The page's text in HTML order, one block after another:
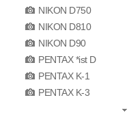
NIKON D750
NIKON D810
NIKON D90
PENTAX *ist D
PENTAX K-1
PENTAX K-3